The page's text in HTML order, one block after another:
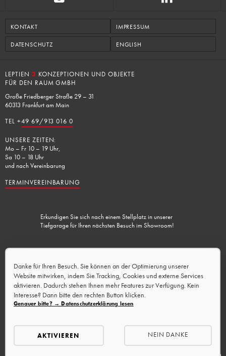
Danke für Ihren Besuch. Sie können an der Optimierung unserer
Website mitwirken, indem Sie Tracking, Cookies und externe Services
aktivieren. Dadurch stehen Ihnen mehr Features zur Verfügung. Kein
Interesse? Dann bitte den rechten Button klicken.
Genauer bitte? → Datenschutzerklärung lesen
AKTIVIEREN NEIN DANKE
KONTAKT IMPRESSUM
DATENSCHUTZ ENGLISH
LEPTIEN 3 KONZEPTIONEN UND OBJEKTE
FÜR DEN RAUM GMBH
Große Friedberger Straße 29 – 31
60313 Frankfurt am Main
TEL +49 69/913 016 0
UNSERE ZEITEN:
Mo – Fr 10 – 19 Uhr,
Sa 10 – 18 Uhr
und nach Vereinbarung
TERMINVEREINBARUNG
Erkundigen Sie sich nach einem Stellplatz in unserer
Tiefgarage für Ihren nächsten Besuch im Showroom!
Lademöglichkeit vorhanden.